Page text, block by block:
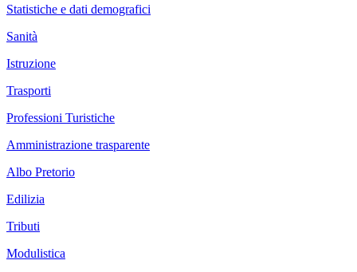
Statistiche e dati demografici
Sanità
Istruzione
Trasporti
Professioni Turistiche
Amministrazione trasparente
Albo Pretorio
Edilizia
Tributi
Modulistica